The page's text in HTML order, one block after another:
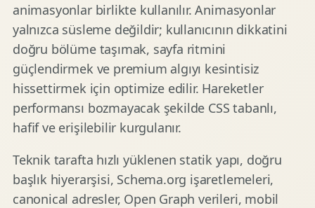
animasyonlar birlikte kullanılır. Animasyonlar
yalnızca süsleme değildir; kullanıcının dikkatini
doğru bölüme taşımak, sayfa ritmini
güçlendirmek ve premium algıyı kesintisiz
hissettirmek için optimize edilir. Hareketler
performansı bozmayacak şekilde CSS tabanlı,
hafif ve erişilebilir kurgulanır.
Teknik tarafta hızlı yüklenen statik yapı, doğru
başlık hiyerarşisi, Schema.org işaretlemeleri,
canonical adresler, Open Graph verileri, mobil